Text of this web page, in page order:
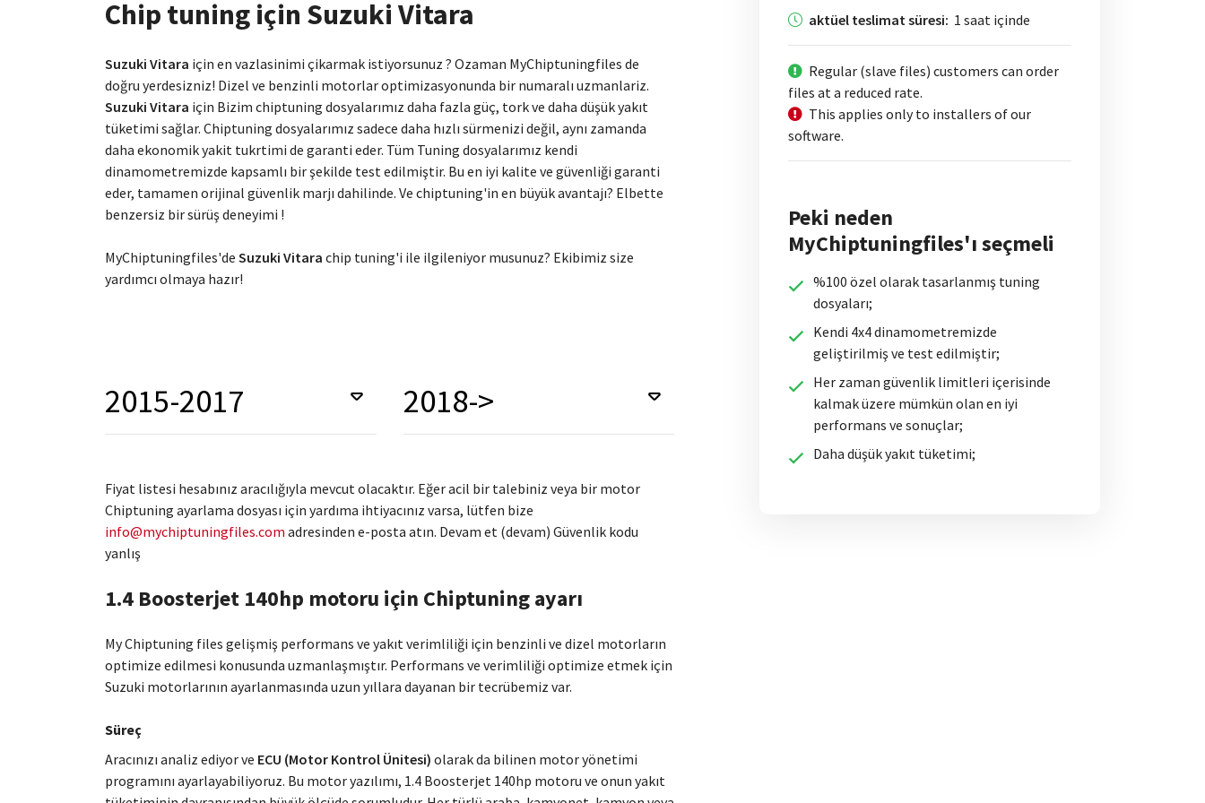
aktüel teslimat süresi: 1 saat içinde
Regular (slave files) customers can order
files at a reduced rate.
This applies only to installers of our
software.
Peki neden
MyChiptuningfiles'ı seçmeli
%100 özel olarak tasarlanmış tuning
dosyaları;
Kendi 4x4 dinamometremizde
geliştirilmiş ve test edilmiştir;
Her zaman güvenlik limitleri içerisinde
kalmak üzere mümkün olan en iyi
performans ve sonuçlar;
Daha düşük yakıt tüketimi;
Chip tuning için Suzuki Vitara
Suzuki Vitara için en vazlasinimi çikarmak istiyorsunuz ? Ozaman MyChiptuningfiles de
doğru yerdesizniz! Dizel ve benzinli motorlar optimizasyonunda bir numaralı uzmanlariz.
Suzuki Vitara için Bizim chiptuning dosyalarımız daha fazla güç, tork ve daha düşük yakıt
tüketimi sağlar. Chiptuning dosyalarımız sadece daha hızlı sürmenizi değil, aynı zamanda
daha ekonomik yakit tukrtimi de garanti eder. Tüm Tuning dosyalarımız kendi
dinamometremizde kapsamlı bir şekilde test edilmiştir. Bu en iyi kalite ve güvenliği garanti
eder, tamamen orijinal güvenlik marjı dahilinde. Ve chiptuning'in en büyük avantajı? Elbette
benzersiz bir sürüş deneyimi !
MyChiptuningfiles'de Suzuki Vitara chip tuning'i ile ilgileniyor musunuz? Ekibimiz size
yardımcı olmaya hazır!
2015-2017 2018->
Fiyat listesi hesabınız aracılığıyla mevcut olacaktır. Eğer acil bir talebiniz veya bir motor
Chiptuning ayarlama dosyası için yardıma ihtiyacınız varsa, lütfen bize
info@mychiptuningfiles.com adresinden e-posta atın. Devam et (devam) Güvenlik kodu
yanlış
1.4 Boosterjet 140hp motoru için Chiptuning ayarı
My Chiptuning files gelişmiş performans ve yakıt verimliliği için benzinli ve dizel motorların
optimize edilmesi konusunda uzmanlaşmıştır. Performans ve verimliliği optimize etmek için
Suzuki motorlarının ayarlanmasında uzun yıllara dayanan bir tecrübemiz var.
Süreç
Aracınızı analiz ediyor ve ECU (Motor Kontrol Ünitesi) olarak da bilinen motor yönetimi
programını ayarlayabiliyoruz. Bu motor yazılımı, 1.4 Boosterjet 140hp motoru ve onun yakıt